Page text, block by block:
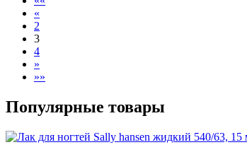
«
2
3
4
»
»»
Популярные товары